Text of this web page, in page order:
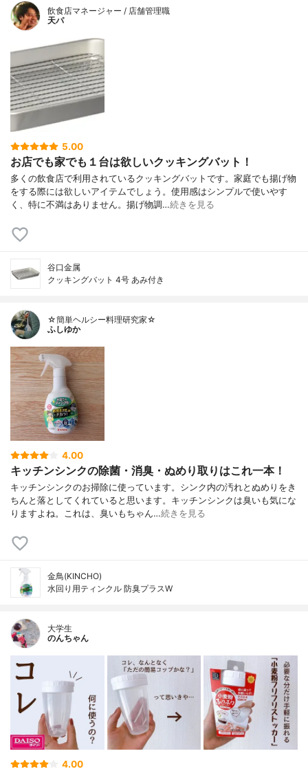
飲食店マネージャー / 店舗管理職
天パ
5.00
お店でも家でも１台は欲しいクッキングバット！
多くの飲食店で利用されているクッキングバットです。家庭でも揚げ物
をする際には欲しいアイテムでしょう。使用感はシンプルで使いやす
く、特に不満はありません。揚げ物調…続きを見る
谷口金属
クッキングバット 4号 あみ付き
☆簡単ヘルシー料理研究家☆
ふしゆか
4.00
キッチンシンクの除菌・消臭・ぬめり取りはこれ一本！
キッチンシンクのお掃除に使っています。シンク内の汚れとぬめりをき
ちんと落としてくれていると思います。キッチンシンクは臭いも気にな
りますよね。これは、臭いもちゃん…続きを見る
金鳥(KINCHO)
水回り用ティンクル 防臭プラスW
大学生
のんちゃん
4.00